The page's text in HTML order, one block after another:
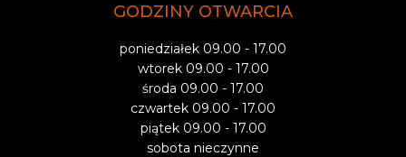
GODZINY OTWARCIA
poniedziałek 09.00 - 17.00
wtorek 09.00 - 17.00
środa 09.00 - 17.00
czwartek 09.00 - 17.00
piątek 09.00 - 17.00
sobota nieczynne